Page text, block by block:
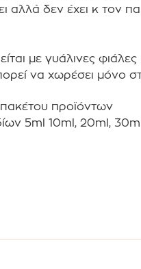
δεν έχει κ τον
με γυάλινες
να χωρέσει μόνο
πακέτου προϊόντων
5ml 10ml, 20ml,